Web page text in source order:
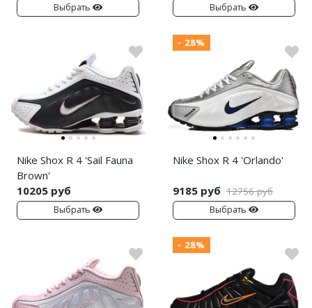
Выбрать Выбрать
Nike Shox R 4 'Sail Fauna
Brown'
10205 руб
Выбрать
- 28%
Nike Shox R 4 'Orlando'
9185 руб 12756 руб
Выбрать
- 28%
Air Jordan 11
Air Jordan 13
Air Jordan 14
Air Jordan 15
Air Jordan 23